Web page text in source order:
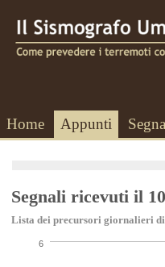
Home Appunti
Segnali ricevuti il
Lista dei precursori giornalieri
6